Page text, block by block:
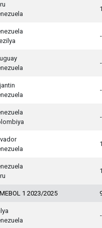
-
-
-
-
1 2023/2025
-